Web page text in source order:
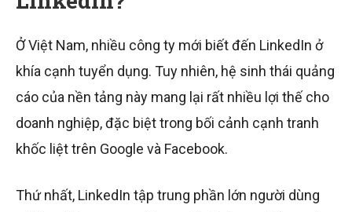
Ở Việt Nam, nhiều công ty mới biết đến LinkedIn ở
khía cạnh tuyển dụng. Tuy nhiên, hệ sinh thái quảng
cáo của nền tảng này mang lại rất nhiều lợi thế cho
doanh nghiệp, đặc biệt trong bối cảnh cạnh tranh
khốc liệt trên Google và Facebook.
Thứ nhất, LinkedIn tập trung phần lớn người dùng